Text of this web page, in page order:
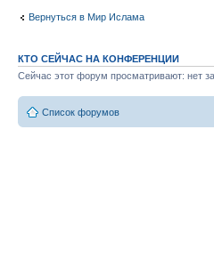
Вернуться в Мир Ислама
КТО СЕЙЧАС НА КОНФЕРЕНЦИИ
Сейчас этот форум просматривают: нет
Список форумов